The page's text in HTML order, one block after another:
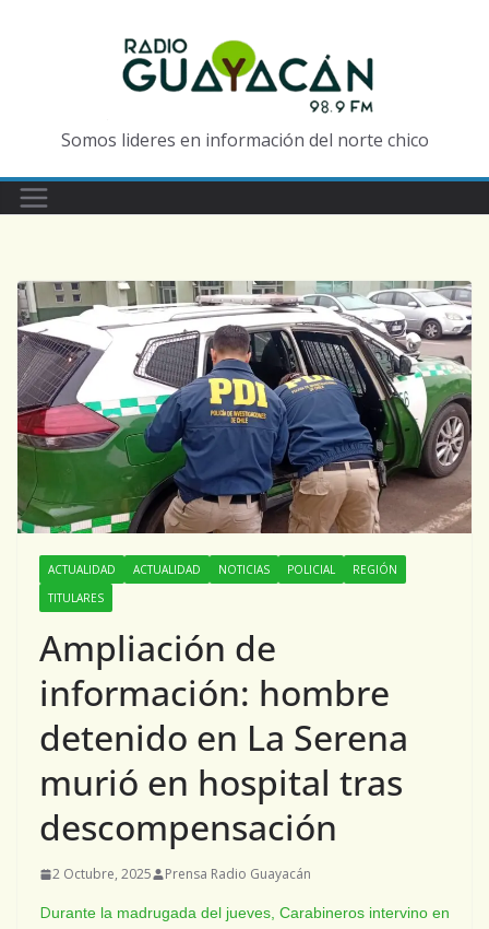
Somos lideres en información del norte chico
ACTUALIDAD ACTUALIDAD NOTICIAS POLICIAL
REGIÓN
TITULARES
Ampliación de
información: hombre
detenido en La Serena
murió en hospital tras
descompensación
2 Octubre, 2025 Prensa Radio Guayacán
Durante la madrugada del jueves, Carabineros intervino en